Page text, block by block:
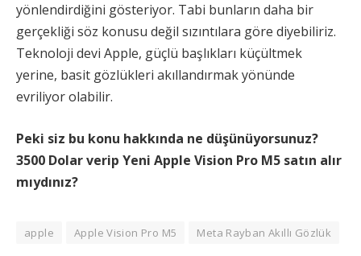
yönlendirdiğini gösteriyor. Tabi bunların daha bir
gerçekliği söz konusu değil sızıntılara göre diyebiliriz.
Teknoloji devi Apple, güçlü başlıkları küçültmek
yerine, basit gözlükleri akıllandırmak yönünde
evriliyor olabilir.
Peki siz bu konu hakkında ne düşünüyorsunuz?
3500 Dolar verip Yeni Apple Vision Pro M5 satın alır
mıydınız?
apple Apple Vision Pro M5 Meta Rayban Akıllı Gözlük